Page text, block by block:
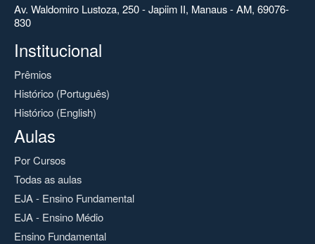
Av. Waldomiro Lustoza, 250 - Japiim II, Manaus - AM, 69076-
830
Institucional
Prêmios
Histórico (Português)
Histórico (English)
Aulas
Por Cursos
Todas as aulas
EJA - Ensino Fundamental
EJA - Ensino Médio
Ensino Fundamental